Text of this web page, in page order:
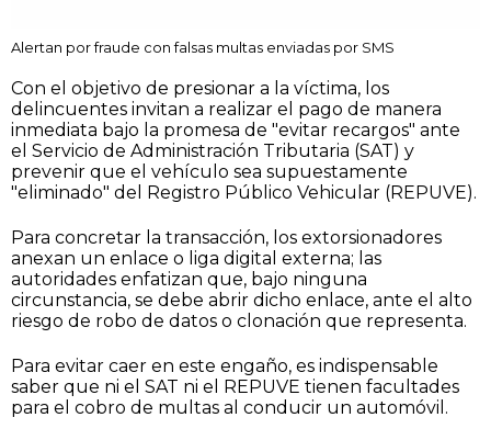
Alertan por fraude con falsas multas enviadas por SMS
Con el objetivo de presionar a la víctima, los
delincuentes invitan a realizar el pago de manera
inmediata bajo la promesa de "evitar recargos" ante
el Servicio de Administración Tributaria (SAT) y
prevenir que el vehículo sea supuestamente
"eliminado" del Registro Público Vehicular (REPUVE).
Para concretar la transacción, los extorsionadores
anexan un enlace o liga digital externa; las
autoridades enfatizan que, bajo ninguna
circunstancia, se debe abrir dicho enlace, ante el alto
riesgo de robo de datos o clonación que representa.
Para evitar caer en este engaño, es indispensable
saber que ni el SAT ni el REPUVE tienen facultades
para el cobro de multas al conducir un automóvil.